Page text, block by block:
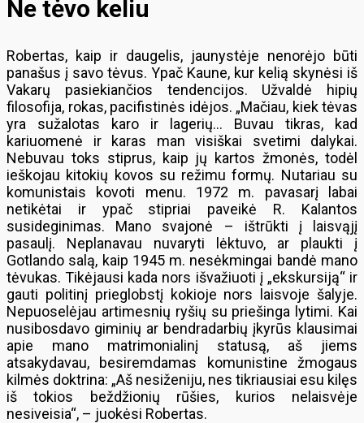
Ne tėvo keliu
Robertas, kaip ir daugelis, jaunystėje nenorėjo būti
panašus į savo tėvus. Ypač Kaune, kur kelią skynėsi iš
Vakarų pasiekiančios tendencijos. Užvaldė hipių
filosofija, rokas, pacifistinės idėjos. „Mačiau, kiek tėvas
yra sužalotas karo ir lagerių… Buvau tikras, kad
kariuomenė ir karas man visiškai svetimi dalykai.
Nebuvau toks stiprus, kaip jų kartos žmonės, todėl
ieškojau kitokių kovos su režimu formų. Nutariau su
komunistais kovoti menu. 1972 m. pavasarį labai
netikėtai ir ypač stipriai paveikė R. Kalantos
susideginimas. Mano svajonė – ištrūkti į laisvąjį
pasaulį. Neplanavau nuvaryti lėktuvo, ar plaukti į
Gotlando salą, kaip 1945 m. nesėkmingai bandė mano
tėvukas. Tikėjausi kada nors išvažiuoti į „ekskursiją“ ir
gauti politinį prieglobstį kokioje nors laisvoje šalyje.
Nepuoselėjau artimesnių ryšių su priešinga lytimi. Kai
nusibosdavo giminių ar bendradarbių įkyrūs klausimai
apie mano matrimonialinį statusą, aš jiems
atsakydavau, besiremdamas komunistine žmogaus
kilmės doktrina: „Aš nesiženiju, nes tikriausiai esu kilęs
iš tokios beždžionių rūšies, kurios nelaisvėje
nesiveisia“, – juokėsi Robertas.